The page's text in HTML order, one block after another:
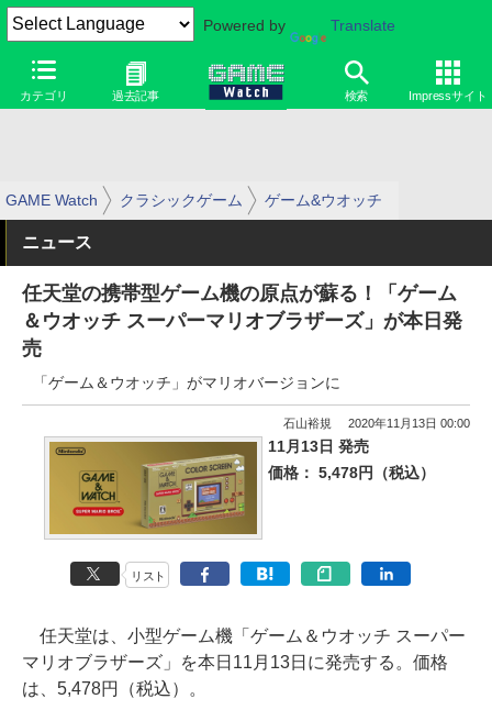
Powered by Translate
カテゴリ 過去記事 検索 Impressサイト
GAME Watch クラシックゲーム ゲーム&ウオッチ
ニュース
任天堂の携帯型ゲーム機の原点が蘇る！「ゲーム
＆ウオッチ スーパーマリオブラザーズ」が本日発
売
「ゲーム＆ウオッチ」がマリオバージョンに
石山裕規 2020年11月13日 00:00
11月13日 発売
価格： 5,478円（税込）
リスト
任天堂は、小型ゲーム機「ゲーム＆ウオッチ スーパー
マリオブラザーズ」を本日11月13日に発売する。価格
は、5,478円（税込）。